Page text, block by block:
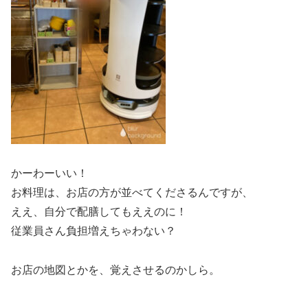
かーわーいい！
お料理は、お店の方が並べてくださるんですが、
ええ、自分で配膳してもええのに！
従業員さん負担増えちゃわない？
お店の地図とかを、覚えさせるのかしら。